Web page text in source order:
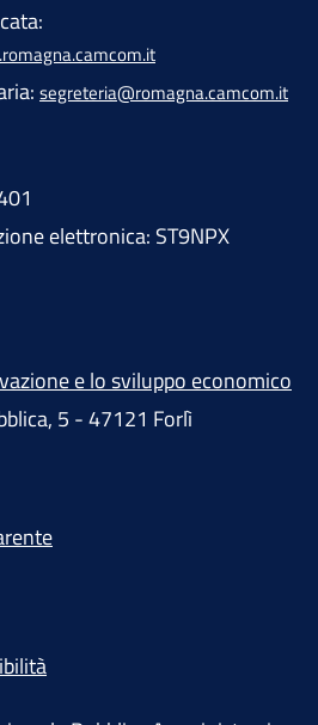
segreteria@romagna.camcom.it
elettronica: ST9NPX
e lo sviluppo economico
5 - 47121 Forlì